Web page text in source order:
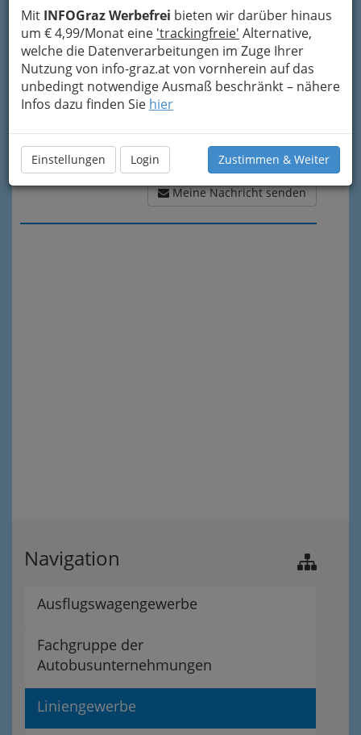
Mit INFOGraz Werbefrei bieten wir darüber hinaus
um € 4,99/Monat eine 'trackingfreie' Alternative,
welche die Datenverarbeitungen im Zuge Ihrer
Nutzung von info-graz.at von vornherein auf das
unbedingt notwendige Ausmaß beschränkt – nähere
Infos dazu finden Sie hier
Einstellungen Login Zustimmen & Weiter
Meine Nachricht senden
Navigation
Ausflugswagengewerbe
Fachgruppe der
Autobusunternehmungen
Liniengewerbe